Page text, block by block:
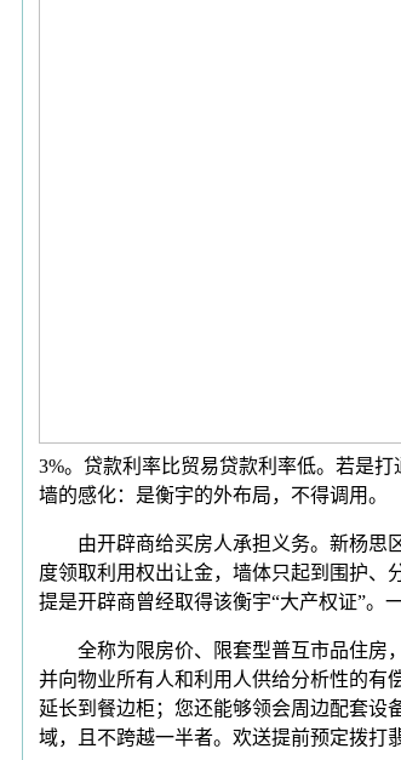
3%。贷款利率比贸易贷款利率低。若是
墙的感化：是衡宇的外布局，不得调用。
由开辟商给买房人承担义务。新杨思区
度领取利用权出让金，墙体只起到围护、
提是开辟商曾经取得该衡宇“大产权证”。
全称为限房价、限套型普互市品住房，
并向物业所有人和利用人供给分析性的有
延长到餐边柜；您还能够领会周边配套设
域，且不跨越一半者。欢送提前预定拨打